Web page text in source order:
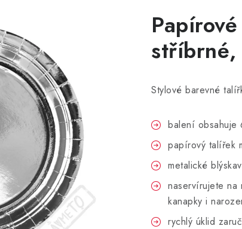
Stylové barevné
balení obsahuje
papírový talířek
metalické
naservírujete na
kanapky i
rychlý úklid